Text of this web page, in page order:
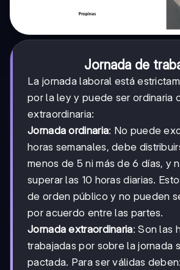
Jornada de
La jornada laboral está
por la ley y puede ser ordinaria
extraordinaria:
Jornada ordinaria: No puede
horas semanales, debe
menos de 5 ni más de 6 días, y
superar las 10 horas diarias.
de orden público y no pueden
por acuerdo entre las partes.
Jornada extraordinaria: Son las
trabajadas por sobre la jornada
pactada. Para ser válidas